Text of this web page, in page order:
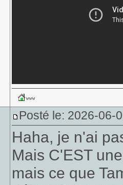
Posté le: 2026-06-
Haha, je n'ai
Mais C'EST
mais ce que